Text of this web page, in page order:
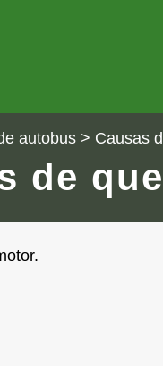
autobus > Causas
de